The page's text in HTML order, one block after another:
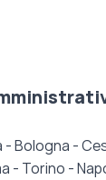
- Bologna -
- Torino -